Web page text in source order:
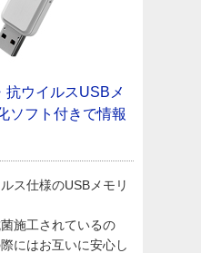
抗ウイルスUSBメ
ソフト付きで情報
ス仕様のUSBメモリ
施工されているの
にはお互いに安心し